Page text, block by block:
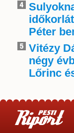
Péter
Vitézy
négy
Lőrinc